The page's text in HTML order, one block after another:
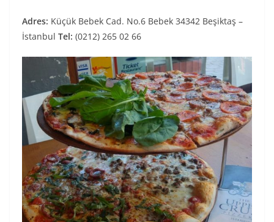
Adres: Küçük Bebek Cad. No.6 Bebek 34342 Beşiktaş –
İstanbul Tel: (0212) 265 02 66